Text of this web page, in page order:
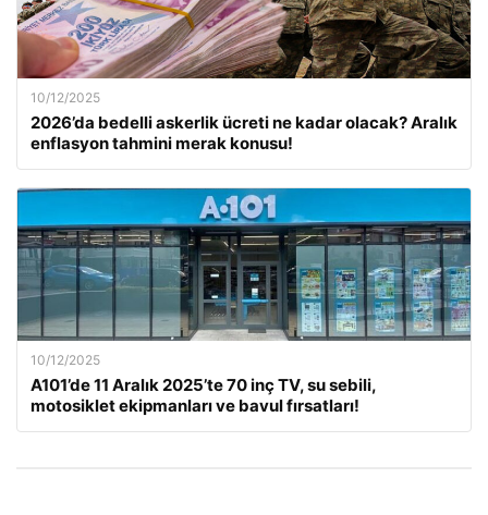
10/12/2025
2026’da bedelli askerlik ücreti ne kadar olacak? Aralık
enflasyon tahmini merak konusu!
10/12/2025
A101’de 11 Aralık 2025’te 70 inç TV, su sebili,
motosiklet ekipmanları ve bavul fırsatları!